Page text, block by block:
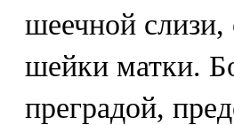
шеечной слизи,
шейки матки.
преградой,